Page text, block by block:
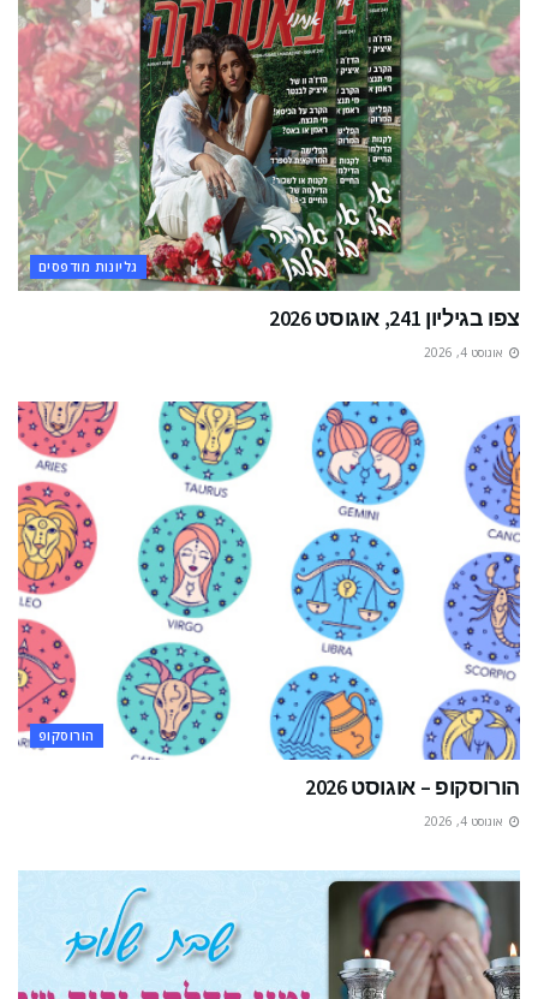
גליונות מודפסים
צפו בגיליון 241, אוגוסט 2026
אוגוסט 4, 2026
הורוסקופ
הורוסקופ – אוגוסט 2026
אוגוסט 4, 2026